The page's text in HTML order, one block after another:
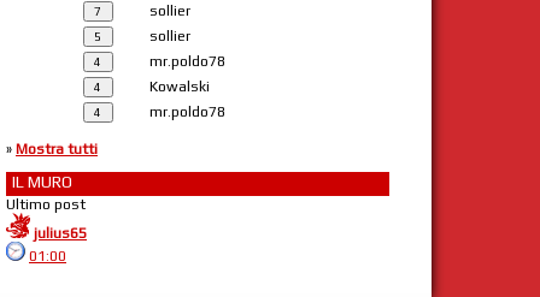
sollier
sollier
mr.poldo78
Kowalski
mr.poldo78
» Mostra tutti
IL MURO
Ultimo post
julius65
01:00